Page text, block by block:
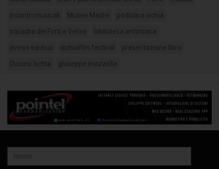
incontri musicali Museo Madre podistica ischia
squadra dei Forti e Veloci biblioteca antoniana
avviso eavbus ischiafilm festival presentazione libro
Diocesi Ischia giuseppe mazzella